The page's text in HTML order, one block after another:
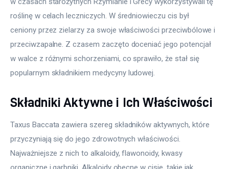
roślinę w celach leczniczych. W średniowieczu cis był
ceniony przez zielarzy za swoje właściwości przeciwbólowe i
przeciwzapalne. Z czasem zaczęto doceniać jego potencjał
w walce z różnymi schorzeniami, co sprawiło, że stał się
popularnym składnikiem medycyny ludowej.
Składniki Aktywne i Ich Właściwości
Taxus Baccata zawiera szereg składników aktywnych, które
przyczyniają się do jego zdrowotnych właściwości.
Najważniejsze z nich to alkaloidy, flawonoidy, kwasy